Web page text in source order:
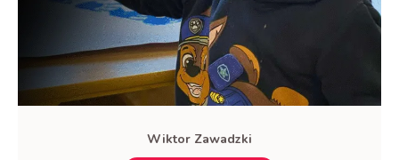
Wiktor Zawadzki